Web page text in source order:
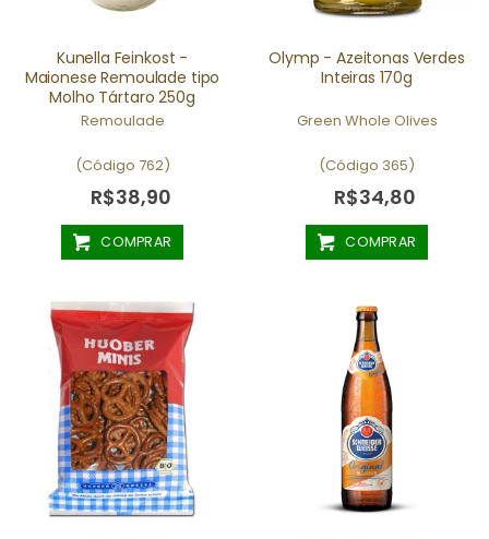
Kunella Feinkost -
Maionese Remoulade tipo
Molho Tártaro 250g
Remoulade
(Código 762)
R$38,90
COMPRAR
Olymp - Azeitonas Verdes
Inteiras 170g
Green Whole Olives
(Código 365)
R$34,80
COMPRAR